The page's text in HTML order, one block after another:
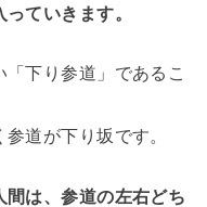
ていきます。
下り参道」であるこ
道が下り坂です。
は、参道の左右どち